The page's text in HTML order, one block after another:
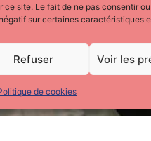
ce site. Le fait de ne pas consentir
sur certaines caractéristiques
Refuser Voir les
de cookies